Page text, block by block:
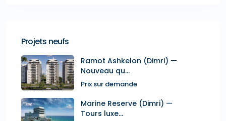
Projets neufs
Ramot Ashkelon (Dimri) —
Nouveau qu...
Prix sur demande
Marine Reserve (Dimri) —
Tours luxe...